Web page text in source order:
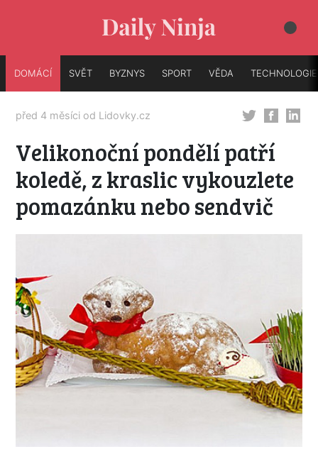
DOMÁCÍ SVĚT BYZNYS SPORT VĚDA TECHNOLOGIE
před 4 měsíci od Lidovky.cz
Velikonoční pondělí patří
koledě, z kraslic vykouzlete
pomazánku nebo sendvič